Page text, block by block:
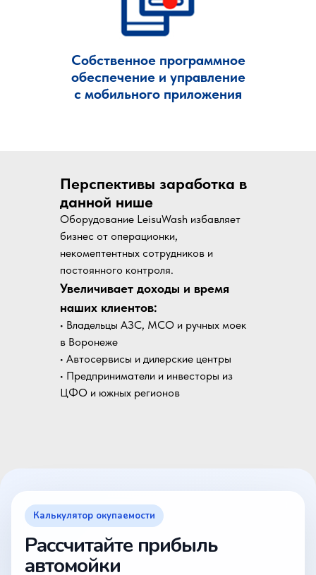
Собственное программное
обеспечение и управление
с мобильного приложения
Перспективы заработка в
данной нише
Оборудование LeisuWash избавляет
бизнес от операционки,
некомептентных сотрудников и
постоянного контроля.
Увеличивает доходы и время
наших клиентов:
• Владельцы АЗС, МСО и ручных моек
в Воронеже
• Автосервисы и дилерские центры
• Предприниматели и инвесторы из
ЦФО и южных регионов
Калькулятор окупаемости
Рассчитайте прибыль
автомойки